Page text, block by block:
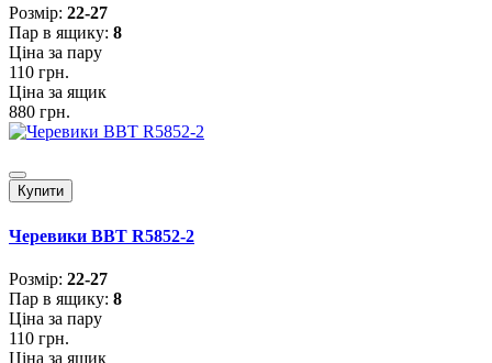
Розмiр: 22-27
Пар в ящику: 8
Ціна за пару
110 грн.
Ціна за ящик
880 грн.
Купити
Черевики BBT R5852-2
Розмiр: 22-27
Пар в ящику: 8
Ціна за пару
110 грн.
Ціна за ящик